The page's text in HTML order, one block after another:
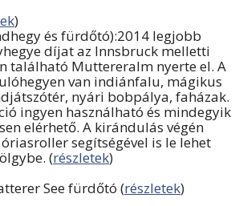
)
és fürdőtó):2014 legjobb
díjat az Innsbruck melletti
található Muttereralm nyerte el. A
van indiánfalu, mágikus
nyári bobpálya, faházak.
ingyen használható és mindegyik
elérhető. A kirándulás végén
segítségével is le lehet
(részletek)
See fürdőtó (részletek)